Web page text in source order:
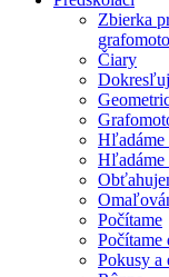
Zbierka
Čiary
Hľadáme
Hľadáme
Počítame
Počítame
Pokusy a